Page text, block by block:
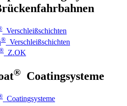
Verschleißschichten
® Verschleißschichten
Z.OK
® Coatingsysteme
Coatingsysteme